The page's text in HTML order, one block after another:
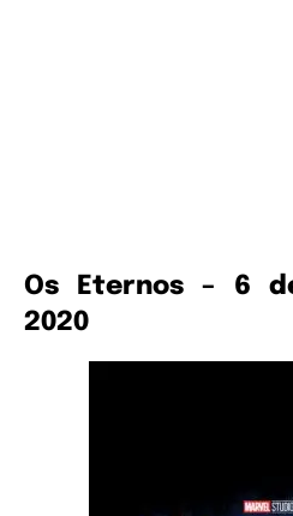
Os Eternos – 6
2020